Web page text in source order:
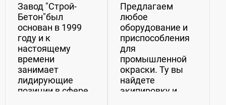
Завод "Строй-
Бетон"был
основан в 1999
году и к
настоящему
времени
занимает
лидирующие
позиции в сфере
Предлагаем
любое
оборудование и
приспособления
для
промышленной
окраски. Ту вы
найдете
экипировку и